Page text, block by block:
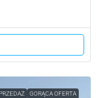
GORĄCA OFERTA